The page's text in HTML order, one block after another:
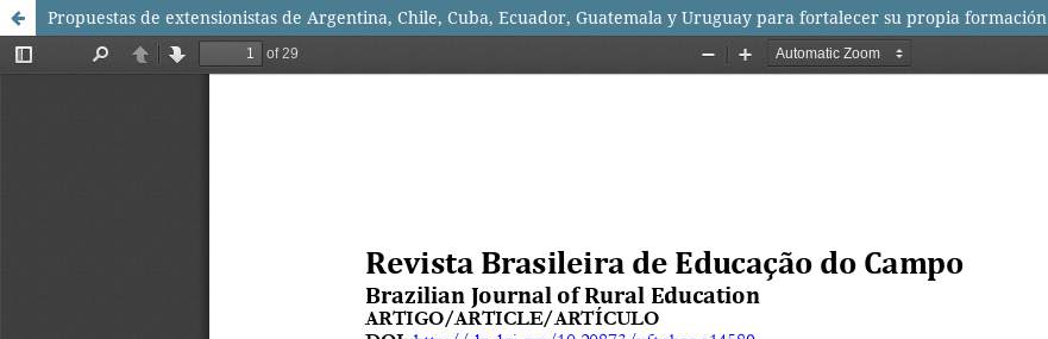
Propuestas de extensionistas de Argentina, Chile, Cuba, Ecuador, Guatemala y Uruguay para fortalecer su propia formación